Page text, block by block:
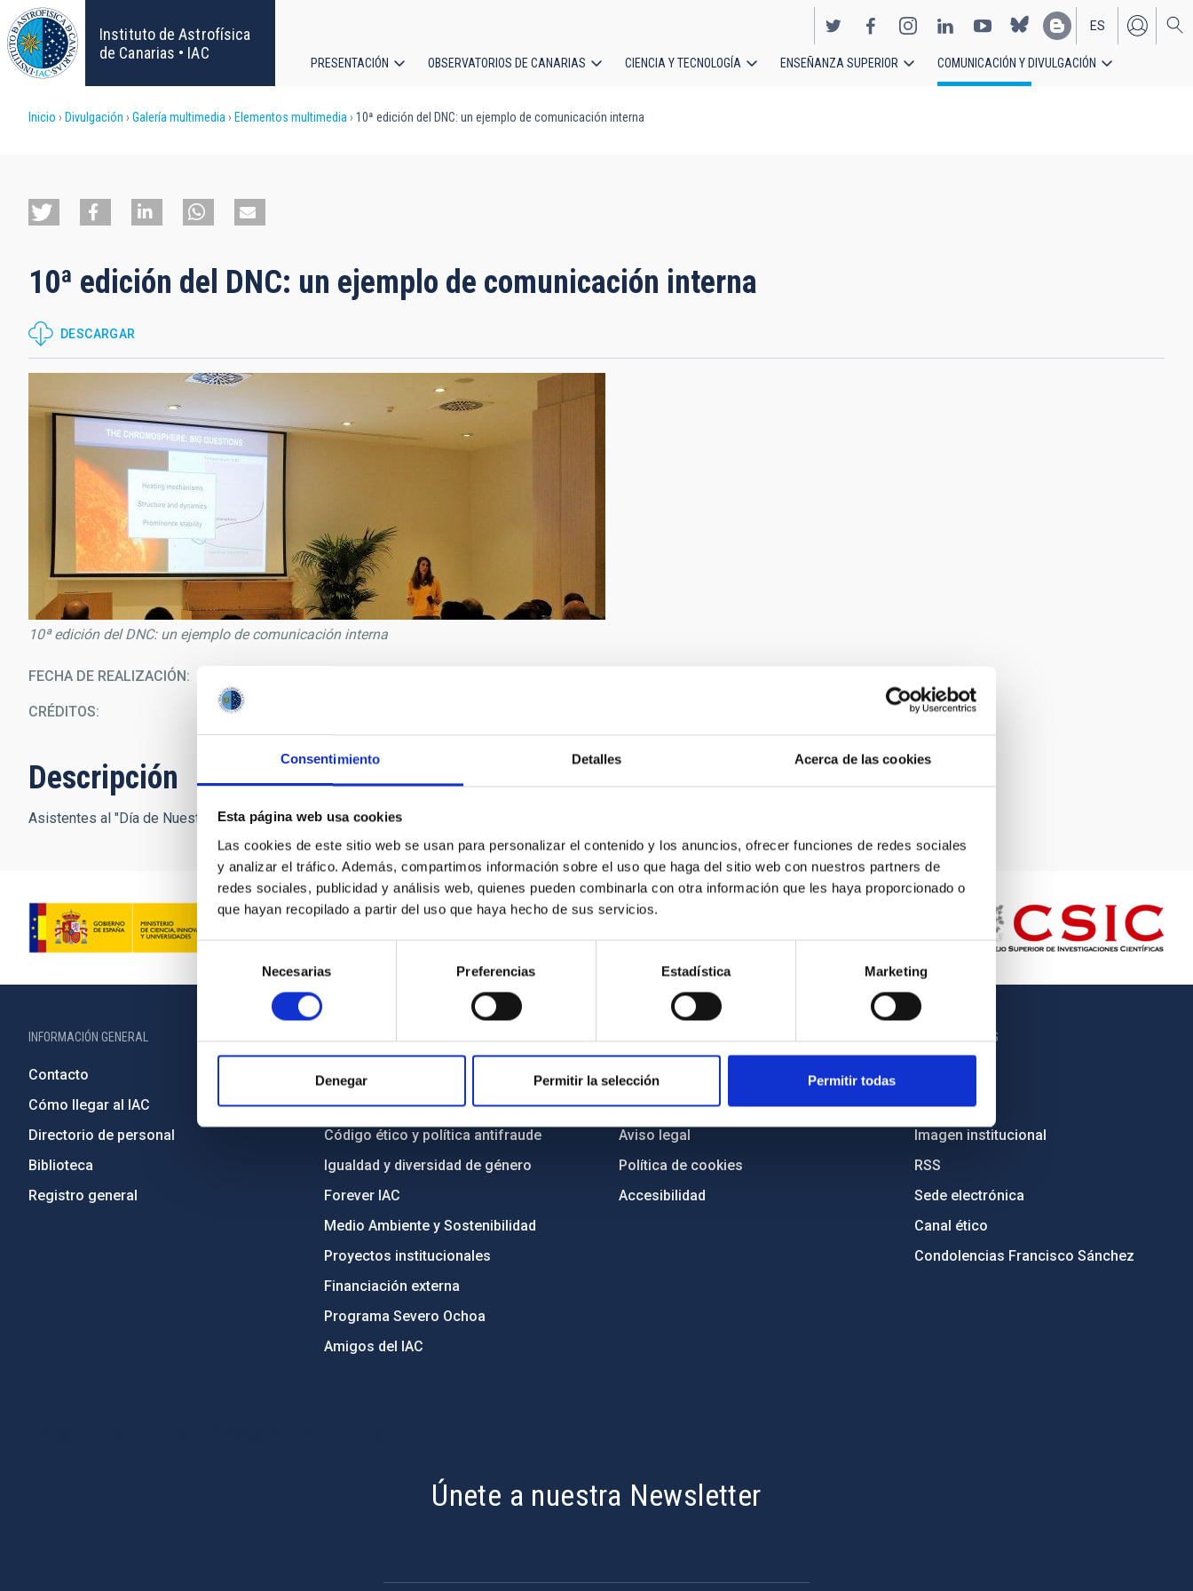
Consentimiento Detalles Acerca de las cookies
Esta página web usa cookies
Las cookies de este sitio web se usan para personalizar el contenido y los anuncios, ofrecer funciones de redes sociales
y analizar el tráfico. Además, compartimos información sobre el uso que haga del sitio web con nuestros partners de
redes sociales, publicidad y análisis web, quienes pueden combinarla con otra información que les haya proporcionado o
que hayan recopilado a partir del uso que haya hecho de sus servicios.
Selección
consentimiento
Necesarias Preferencias Estadística Marketing
Denegar Permitir la selección Permitir todas
Pasar
al
contenido
principal
Instituto de Astrofísica
de Canarias • IAC
EN
ES
PRESENTACIÓN OBSERVATORIOS DE CANARIAS CIENCIA Y TECNOLOGÍA ENSEÑANZA SUPERIOR COMUNICACIÓN Y DIVULGACIÓN
Sobrescribir
de
a
la
navegación
Inicio Divulgación Galería multimedia Elementos multimedia 10ª edición del DNC: un ejemplo de comunicación interna
10ª edición del DNC: un ejemplo de comunicación interna
DESCARGAR
10ª edición del DNC: un ejemplo de comunicación interna
FECHA DE REALIZACIÓN
CRÉDITOS
Descripción
Asistentes al "Día de Nuestra Ciencia" durante la presentación de la investigadora del IAC Elena Khomenko. Crédito: Iván Jiménez (IAC).
INFORMACIÓN GENERAL
Contacto
Cómo llegar al IAC
Directorio de personal
Biblioteca
Registro general
Legislación
Transparencia
Código ético y política antifraude
Igualdad y diversidad de género
Forever IAC
Medio Ambiente y Sostenibilidad
Proyectos institucionales
Financiación externa
Programa Severo Ochoa
Amigos del IAC
Mapa web
Políticas de privacidad
Aviso legal
Política de cookies
Accesibilidad
OTROS ENLACES
Licitaciones
Imagen institucional
RSS
Sede electrónica
Canal ético
Condolencias Francisco Sánchez
Únete a nuestra Newsletter